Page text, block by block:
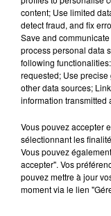
Date
Date
content; Use limited
detect fraud, and fix
Save and
process personal data
following
requested; Use
other data sources;
information transmitted
Vous pouvez accepter
sélectionnant les
Vous pouvez
accepter". Vos
pouvez mettre à jour
moment via le lien